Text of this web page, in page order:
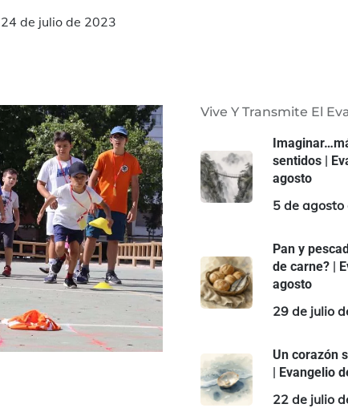
24 de julio de 2023
Vive Y Transmite El
sentidos |
agosto
5 de
Pan y
de carne? |
agosto
29 de julio
Un corazón
| Evangelio
22 de julio